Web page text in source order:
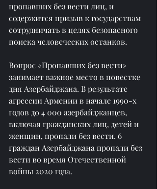
пропавших без вести лиц, и
содержится призыв к государствам
сотрудничать в целях безопасного
поиска человеческих останков.
Вопрос «Пропавших без вести»
занимает важное место в повестке
дня Азербайджана. В результате
агрессии Армении в начале 1990-х
годов до 4 000 азербайджанцев,
включая гражданских лиц, детей и
женщин, пропали без вести. 6
граждан Азербайджана пропали без
вести во время Отечественной
войны 2020 года.